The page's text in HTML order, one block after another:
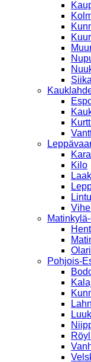
Kilo
Olari
Pohjois-